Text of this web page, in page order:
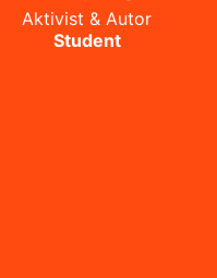
Aktivist & Autor
Student